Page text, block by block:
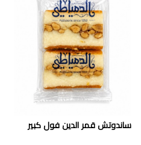
ساندوتش قمر الدين فول كبير